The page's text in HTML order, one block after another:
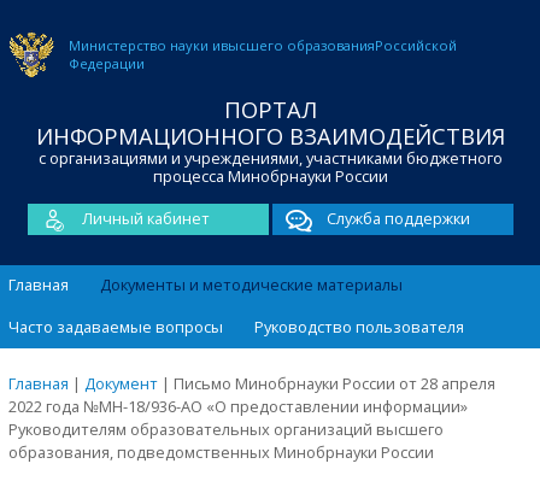
Министерство науки ивысшего образованияРоссийской
Федерации
ПОРТАЛ
ИНФОРМАЦИОННОГО ВЗАИМОДЕЙСТВИЯ
с организациями и учреждениями, участниками бюджетного
процесса Минобрнауки России
Личный кабинет
Служба поддержки
Главная
Документы и методические материалы
Часто задаваемые вопросы
Руководство пользователя
Главная | Документ | Письмо Минобрнауки России от 28 апреля
2022 года №МН-18/936-АО «О предоставлении информации»
Руководителям образовательных организаций высшего
образования, подведомственных Минобрнауки России